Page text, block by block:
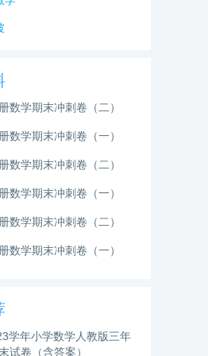
数学期末冲刺卷（二）
数学期末冲刺卷（一）
数学期末冲刺卷（二）
数学期末冲刺卷（一）
数学期末冲刺卷（二）
数学期末冲刺卷（一）
学年小学数学人教版三年
试卷（含答案）